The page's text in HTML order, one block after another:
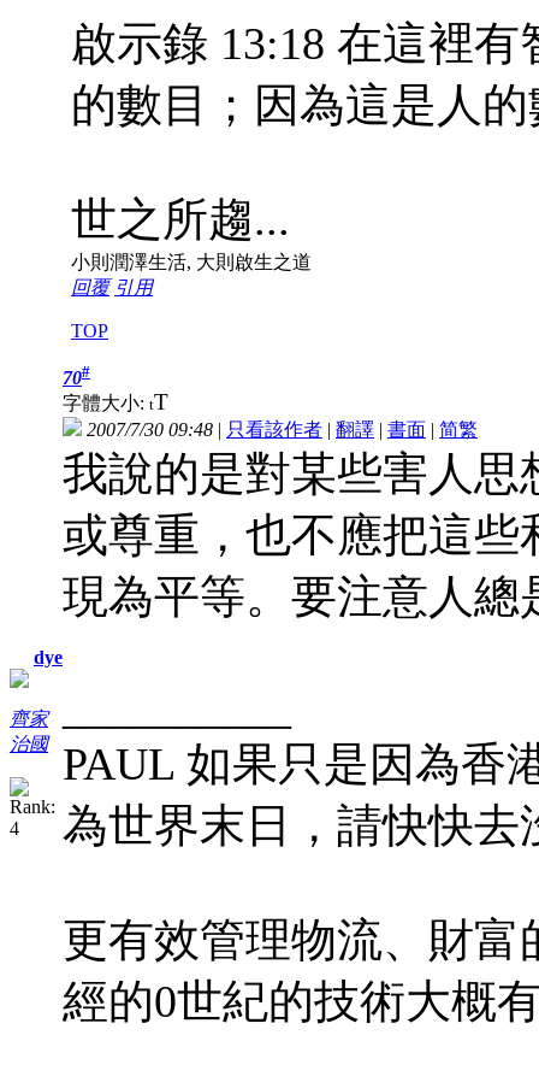
啟示錄 13:18 在這裡
的數目；因為這是人
世之所趨...
小則潤澤生活, 大則啟生之道
回覆 引用
TOP
dye
齊家
治國
70#
字體大小: tT
2007/7/30 09:48 | 只看該作者 | 翻譯 | 書面 | 简繁
我說的是對某些害人
或尊重，也不應把這
現為平等。要注意人總
PAUL 如果只是因為香
為世界末日，請快快去
更有效管理物流、財
經的0世紀的技術大概